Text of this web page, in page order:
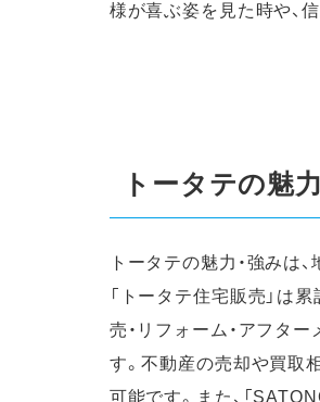
様が喜ぶ姿を見た時や、
トータテの魅
トータテの魅力・強みは
「トータテ住宅販売」は
売・リフォーム・アフタ
す。不動産の売却や買取
可能です。また、「